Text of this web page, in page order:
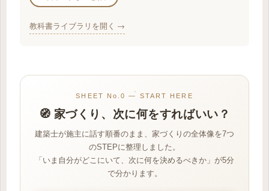
教科書ライブラリを開く →
SHEET No.0 — START HERE
🧭 家づくり、次に何をすればいい？
建築士が施主に話す順番のまま、家づくりの全体像を7つ
のSTEPに整理しました。
「いま自分がどこにいて、次に何を決めるべきか」が5分
で分かります。